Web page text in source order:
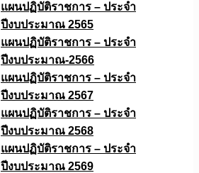
แผนปฏิบัติราชการ – ประจำ
ปีงบประมาณ 2565
แผนปฏิบัติราชการ – ประจำ
ปีงบประมาณ-2566
แผนปฏิบัติราชการ – ประจำ
ปีงบประมาณ 2567
แผนปฏิบัติราชการ – ประจำ
ปีงบประมาณ 2568
แผนปฏิบัติราชการ – ประจำ
ปีงบประมาณ 2569